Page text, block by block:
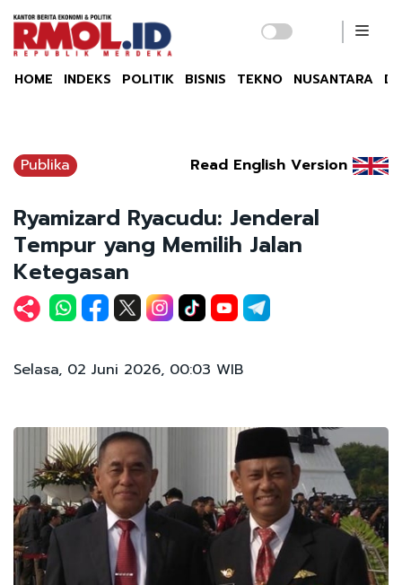
HOME INDEKS POLITIK BISNIS TEKNO NUSANTARA
Publika Read English Version
Ryamizard Ryacudu: Jenderal
Tempur yang Memilih Jalan
Ketegasan
Selasa, 02 Juni 2026, 00:03 WIB